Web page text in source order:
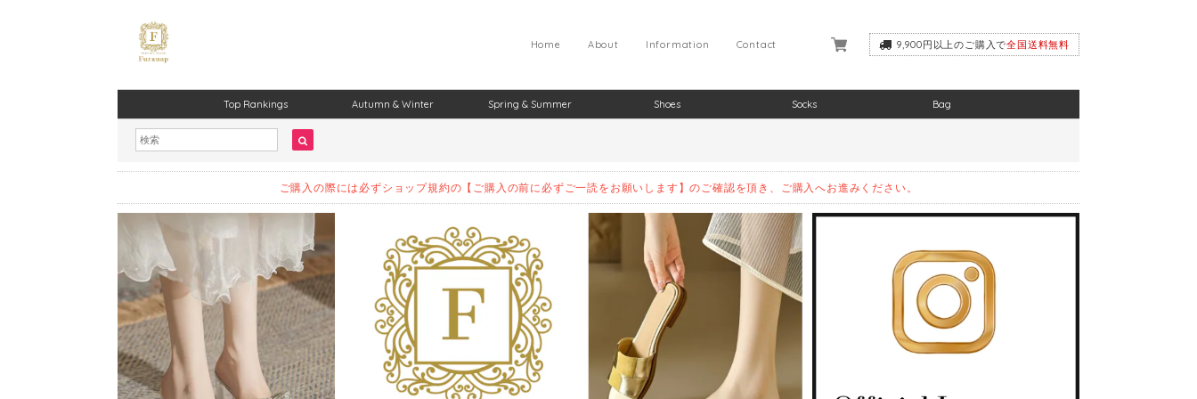
9,900円以上のご購入で全国送料無料
Contact
Information
About
Home
Top Rankings Autumn & Winter Spring & Summer Shoes Socks Bag
ご購入の際には必ずショップ規約の【ご購入の前に必ずご一読をお願いします】のご確認を頂き、ご購入へお進みください。